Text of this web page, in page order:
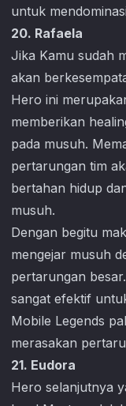
untuk
20. Rafaela
Jika Kamu sudah
akan
Hero ini
memberikan
pada musuh.
pertarungan tim
bertahan hidup
musuh.
Dengan begitu
mengejar musuh
pertarungan
sangat efektif
Mobile Legends
merasakan
21. Eudora
Hero selanjutnya